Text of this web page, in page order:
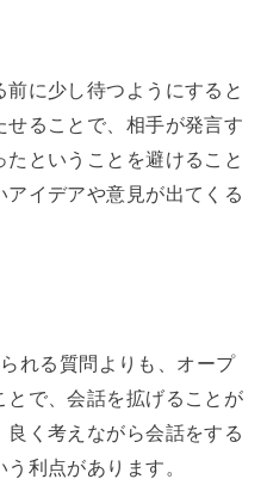
に少し待つようにすると
ることで、相手が発言す
ということを避けること
イデアや意見が出てくる
られる質問よりも、オープ
とで、会話を拡げることが
く考えながら会話をする
利点があります。